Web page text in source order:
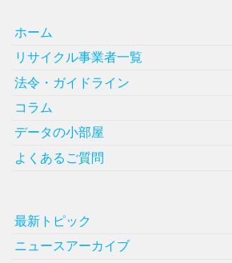
ホーム
リサイクル事業者一覧
法令・ガイドライン
コラム
データの小部屋
よくあるご質問
最新トピック
ニュースアーカイブ